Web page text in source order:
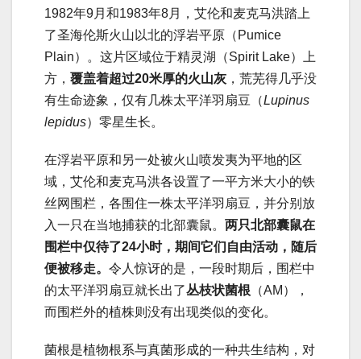
1982年9月和1983年8月，艾伦和麦克马洪踏上
了圣海伦斯火山以北的浮岩平原（Pumice
Plain）。这片区域位于精灵湖（Spirit Lake）上
方， 覆盖着超过20米厚的火山灰 ，荒芜得几乎没
有生命迹象，仅有几株太平洋羽扇豆（Lupinus
lepidus）零星生长。
在浮岩平原和另一处被火山喷发夷为平地的区
域，艾伦和麦克马洪各设置了一平方米大小的铁
丝网围栏，各围住一株太平洋羽扇豆，并分别放
入一只在当地捕获的北部囊鼠。 两只北部囊鼠在
围栏中仅待了24小时，期间它们自由活动，随后
便被移走。 令人惊讶的是，一段时期后，围栏中
的太平洋羽扇豆就长出了丛枝状菌根 （AM），
而围栏外的植株则没有出现类似的变化。
菌根是植物根系与真菌形成的一种共生结构，对